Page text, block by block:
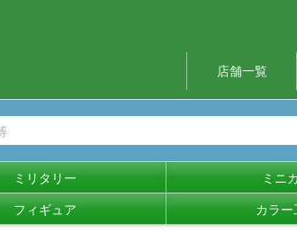
店舗一覧
ミリタリー ミニ
フィギュア カラー